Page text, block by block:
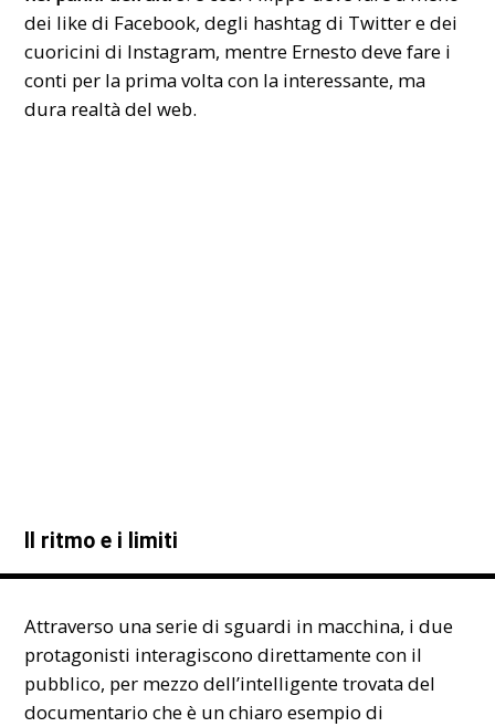
dei like di Facebook, degli hashtag di Twitter e dei
cuoricini di Instagram, mentre Ernesto deve fare i
conti per la prima volta con la interessante, ma
dura realtà del web.
Il ritmo e i limiti
Attraverso una serie di sguardi in macchina, i due
protagonisti interagiscono direttamente con il
pubblico, per mezzo dell’intelligente trovata del
documentario che è un chiaro esempio di